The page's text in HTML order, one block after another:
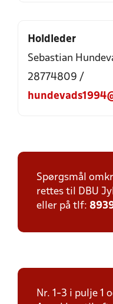
Holdleder
Sebastian
28774809 /
Spørgsmål
rettes til DBU
eller på tlf:
Nr. 1-3 i pulje 1